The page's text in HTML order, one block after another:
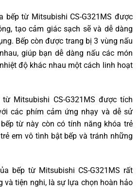
bếp từ Mitsubishi CS-G321MS được
tạo cảm giác sạch sẽ và dễ dàng
Bếp còn được trang bị 3 vùng nấu
giúp bạn dễ dàng nấu các món
độ khác nhau một cách linh hoạt
Mitsubishi CS-G321MS được tích
các phím cảm ứng nhạy và dễ sử
từ này còn có tính năng khóa trẻ
em vô tình bật bếp và tránh những
bếp từ Mitsubishi CS-G321MS rất
và tiện nghi, là sự lựa chọn hoàn hảo